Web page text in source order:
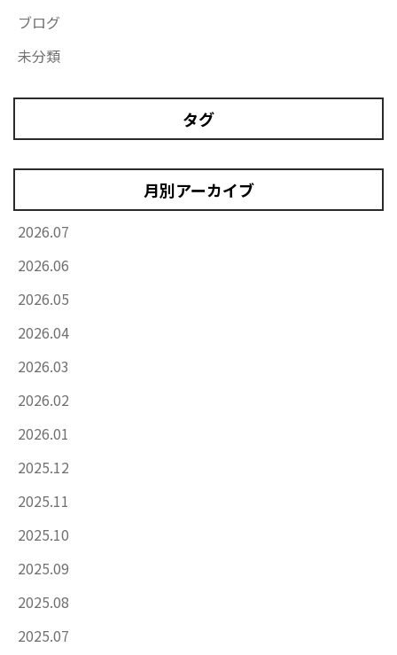
ブログ
未分類
タグ
月別アーカイブ
2026.07
2026.06
2026.05
2026.04
2026.03
2026.02
2026.01
2025.12
2025.11
2025.10
2025.09
2025.08
2025.07